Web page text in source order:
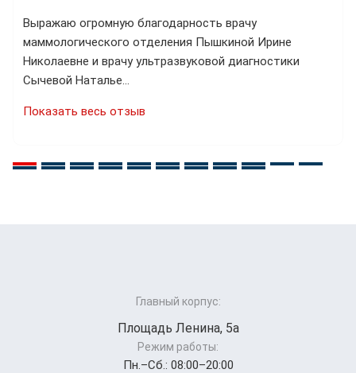
Выражаю огромную благодарность врачу
маммологического отделения Пышкиной Ирине
Николаевне и врачу ультразвуковой диагностики
Сычевой Наталье…
Показать весь отзыв
Главный корпус:
Площадь Ленина, 5а
Режим работы:
Пн.–Cб.: 08:00–20:00